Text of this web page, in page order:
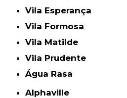
Vila Esperança
Vila Formosa
Vila Matilde
Vila Prudente
Água Rasa
Alphaville